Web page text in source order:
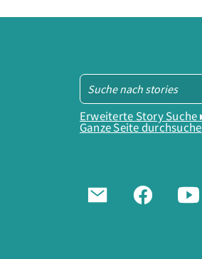
Erweiterte Story Suche
Ganze Seite